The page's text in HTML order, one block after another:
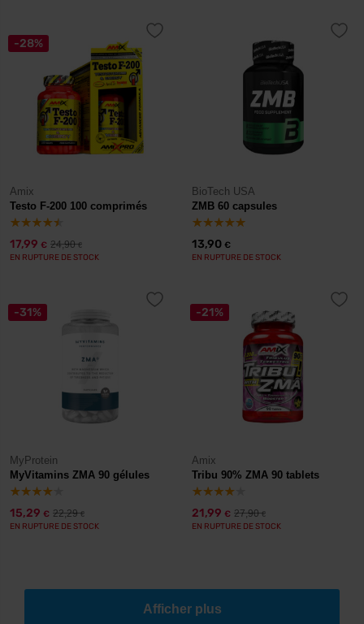
-28%
Amix
Testo F-200 100 comprimés
17,99 € 24,90€
EN RUPTURE DE STOCK
BioTech USA
ZMB 60 capsules
13,90 €
EN RUPTURE DE STOCK
-31%
MyProtein
MyVitamins ZMA 90 gélules
15,29 € 22,29€
EN RUPTURE DE STOCK
-21%
Amix
Tribu 90% ZMA 90 tablets
21,99 € 27,90€
EN RUPTURE DE STOCK
Afficher plus